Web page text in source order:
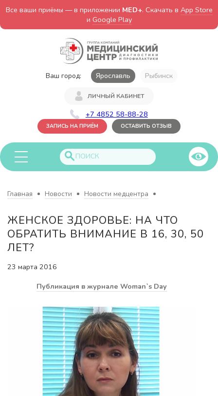
Все ваши приёмы — в приложении MED+. Скачать в App Store
и Google Play
Ваш город: Ярославль Рыбинск
ЛИЧНЫЙ КАБИНЕТ
+7 4852 58-88-28
ЗАПИСЬ НА ПРИЁМ ОСТАВИТЬ ОТЗЫВ
Главная Новости Новости медцентра
ЖЕНСКОЕ ЗДОРОВЬЕ: НА ЧТО
ОБРАТИТЬ ВНИМАНИЕ В 16, 30, 50
ЛЕТ?
23 марта 2016
Публикация в журнале Woman`s Day